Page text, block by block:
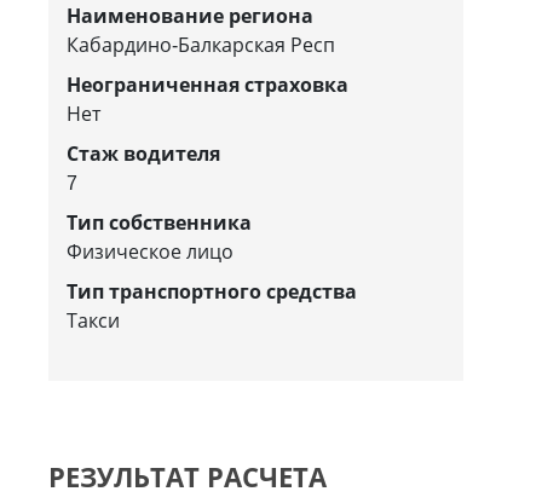
Наименование региона
Кабардино-Балкарская Респ
Неограниченная страховка
Нет
Стаж водителя
7
Тип собственника
Физическое лицо
Тип транспортного средства
Такси
РЕЗУЛЬТАТ РАСЧЕТА